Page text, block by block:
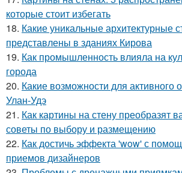
которые стоит избегать
18. Какие уникальные архитектурные
представлены в зданиях Кирова
19. Как промышленность влияла на
города
20. Какие возможности для активного
Улан-Удэ
21. Как картины на стену преобразят
советы по выбору и размещению
22. Как достичь эффекта 'wow' с
приемов дизайнеров